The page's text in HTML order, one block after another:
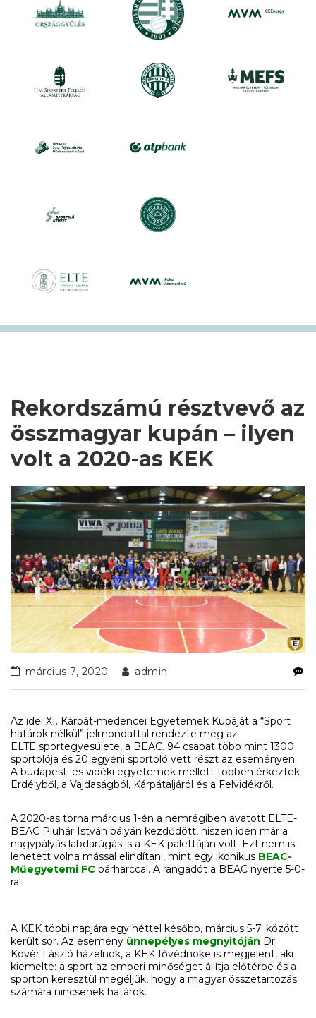
Rekordszámú résztvevő az
összmagyar kupán – ilyen
volt a 2020-as KEK
március 7, 2020 admin
Az idei XI. Kárpát-medencei Egyetemek Kupáját a “Sport
határok nélkül” jelmondattal rendezte meg az
ELTE sportegyesülete, a BEAC. 94 csapat több mint 1300
sportolója és 20 egyéni sportoló vett részt az eseményen.
A budapesti és vidéki egyetemek mellett többen érkeztek
Erdélyből, a Vajdaságból, Kárpátaljáról és a Felvidékről.
A 2020-as torna március 1-én a nemrégiben avatott ELTE-
BEAC Pluhár István pályán kezdődött, hiszen idén már a
nagypályás labdarúgás is a KEK palettáján volt. Ezt nem is
lehetett volna mással elindítani, mint egy ikonikus BEAC-
Műegyetemi FC párharccal. A rangadót a BEAC nyerte 5-0-
ra.
A KEK többi napjára egy héttel később, március 5-7. között
került sor. Az esemény ünnepélyes megnyitóján Dr.
Kövér László házelnök, a KEK fővédnöke is megjelent, aki
kiemelte: a sport az emberi minőséget állítja előtérbe és a
sporton keresztül megéljük, hogy a magyar összetartozás
számára nincsenek határok.